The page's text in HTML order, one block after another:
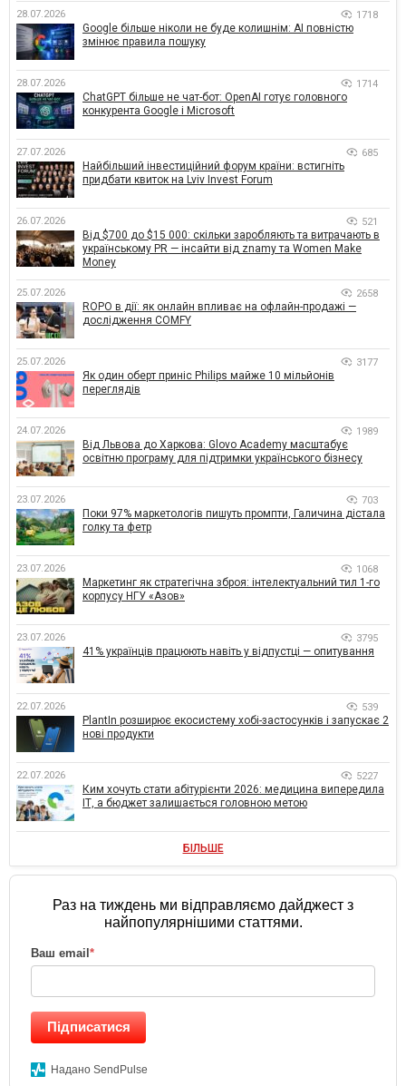
28.07.2026 1718
Google більше ніколи не буде колишнім: AI повністю
змінює правила пошуку
28.07.2026 1714
ChatGPT більше не чат-бот: OpenAI готує головного
конкурента Google і Microsoft
27.07.2026 685
Найбільший інвестиційний форум країни: встигніть
придбати квиток на Lviv Invest Forum
26.07.2026 521
Від $700 до $15 000: скільки заробляють та витрачають в
українському PR — інсайти від znamy та Women Make
Money
25.07.2026 2658
ROPO в дії: як онлайн впливає на офлайн-продажі —
дослідження COMFY
25.07.2026 3177
Як один оберт приніс Philips майже 10 мільйонів
переглядів
24.07.2026 1989
Від Львова до Харкова: Glovo Academy масштабує
освітню програму для підтримки українського бізнесу
23.07.2026 703
Поки 97% маркетологів пишуть промпти, Галичина дістала
голку та фетр
23.07.2026 1068
Маркетинг як стратегічна зброя: інтелектуальний тил 1-го
корпусу НГУ «Азов»
23.07.2026 3795
41% українців працюють навіть у відпустці — опитування
22.07.2026 539
PlantIn розширює екосистему хобі-застосунків і запускає 2
нові продукти
22.07.2026 5227
Ким хочуть стати абітурієнти 2026: медицина випередила
ІТ, а бюджет залишається головною метою
БІЛЬШЕ
Раз на тиждень ми відправляємо дайджест з
найпопулярнішими статтями.
Ваш email *
Підписатися
Надано SendPulse